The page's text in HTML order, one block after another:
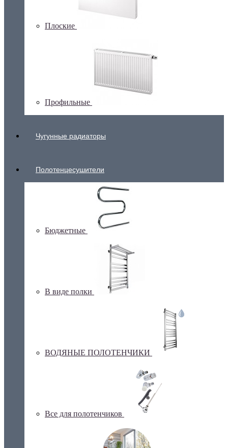
Плоские
Профильные
Чугунные радиаторы
Полотенцесушители
Бюджетные
В виде полки
ВОДЯНЫЕ ПОЛОТЕНЧИКИ
Все для полотенчиков